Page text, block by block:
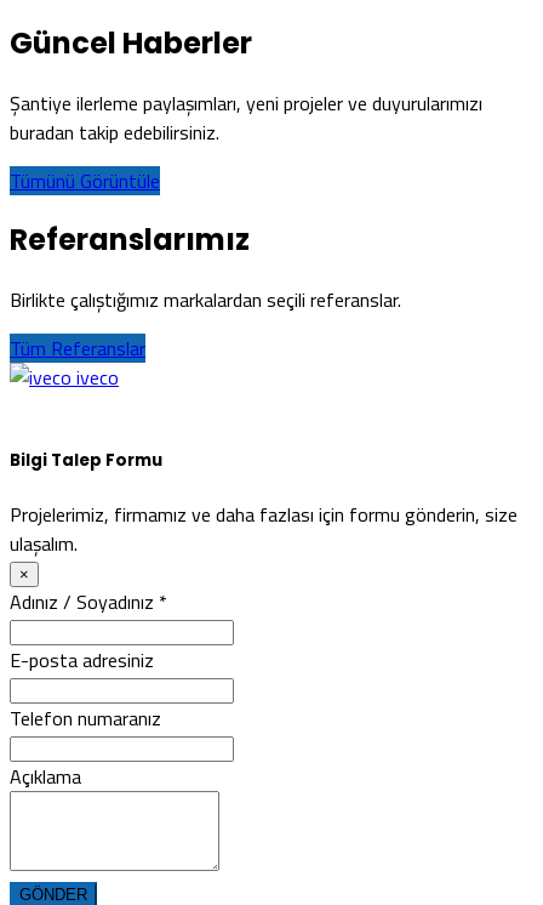
Güncel Haberler
Şantiye ilerleme paylaşımları, yeni projeler ve duyurularımızı
buradan takip edebilirsiniz.
Tümünü Görüntüle
Referanslarımız
Birlikte çalıştığımız markalardan seçili referanslar.
Tüm Referanslar
iveco
Bilgi Talep Formu
Projelerimiz, firmamız ve daha fazlası için formu gönderin, size
ulaşalım.
×
Adınız / Soyadınız *
E-posta adresiniz
Telefon numaranız
Açıklama
GÖNDER